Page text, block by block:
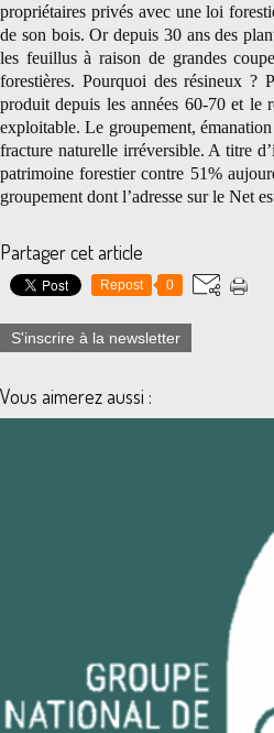
propriétaires privés avec une loi
de son bois. Or depuis 30 ans des
les feuillus à raison de grandes
forestières. Pourquoi des résineux ?
produit depuis les années 60-70 et le
exploitable. Le groupement,
fracture naturelle irréversible. A titre
patrimoine forestier contre 51%
groupement dont l’adresse sur le Net
Partager cet article
Repost 0
S'inscrire à la newsletter
Vous aimerez aussi :